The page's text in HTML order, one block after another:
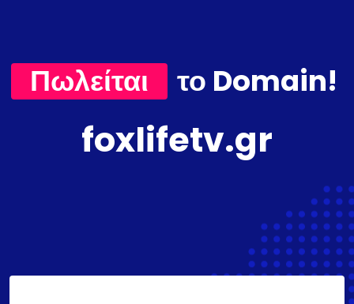
Πωλείται το Domain!
foxlifetv.gr